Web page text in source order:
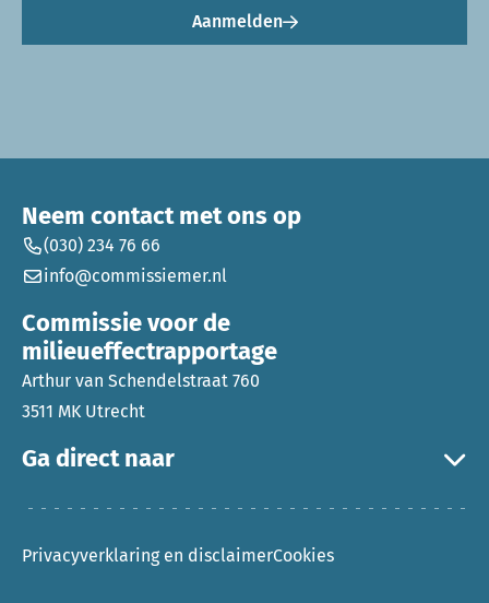
Aanmelden
Ga direct naar
Neem contact met ons op
(030) 234 76 66
info@commissiemer.nl
Commissie voor de
milieueffectrapportage
Arthur van Schendelstraat 760
3511 MK Utrecht
Privacyverklaring en disclaimerCookies